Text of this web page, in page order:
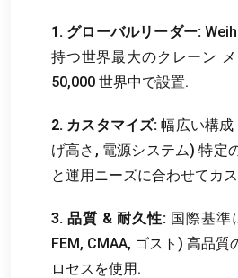
1. グローバルリーダー:
持つ世界最大のクレーン メ
50,000 世界中で設置.
2. カスタマイズ: 幅広い構成
げ高さ, 電源システム) 特定
と運用ニーズに合わせてカ
3. 品質 & 耐久性: 国際基準
FEM, CMAA, ゴスト) 高品
ロセスを使用.